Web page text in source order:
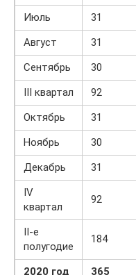
Июль 31
Август
31
Сентябрь
30
III квартал
92
Октябрь
31
Ноябрь
30
Декабрь
31
IV
квартал
92
II-е
полугодие
184
2020 год 365